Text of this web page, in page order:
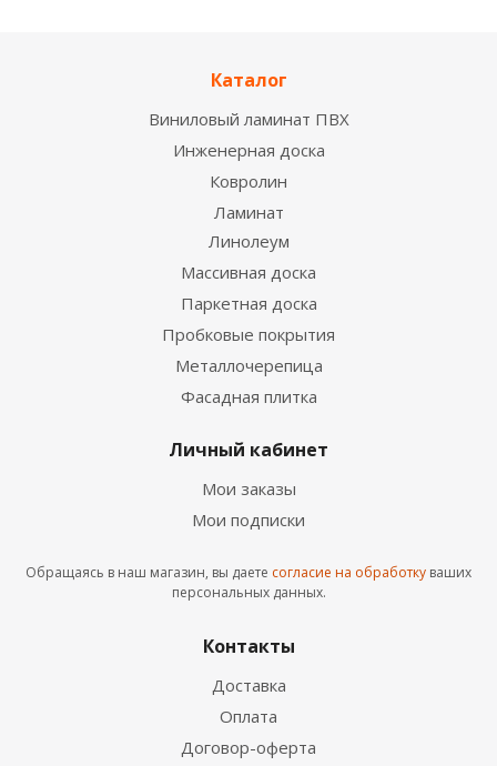
Каталог
Виниловый ламинат ПВХ
Инженерная доска
Ковролин
Ламинат
Линолеум
Массивная доска
Паркетная доска
Пробковые покрытия
Металлочерепица
Фасадная плитка
Личный кабинет
Мои заказы
Мои подписки
Обращаясь в наш магазин, вы даете согласие на обработку ваших
персональных данных.
Контакты
Доставка
Оплата
Договор-оферта